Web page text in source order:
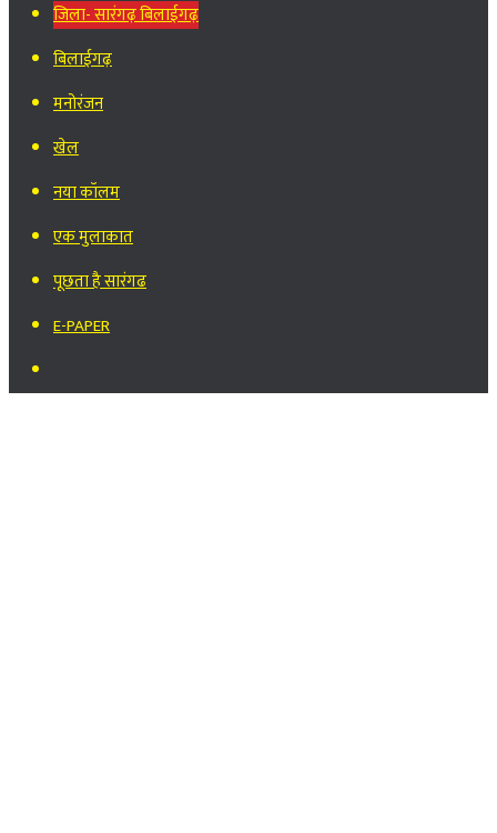
जिला- सारंगढ़ बिलाईगढ़
बिलाईगढ़
मनोरंजन
खेल
नया कॉलम
एक मुलाकात
पूछता है सारंगढ
E-PAPER